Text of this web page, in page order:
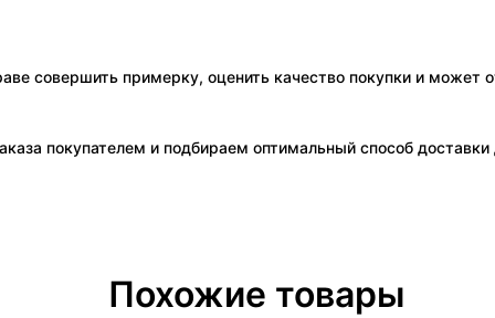
совершить примерку, оценить качество покупки и может
покупателем и подбираем оптимальный способ
Похожие товары